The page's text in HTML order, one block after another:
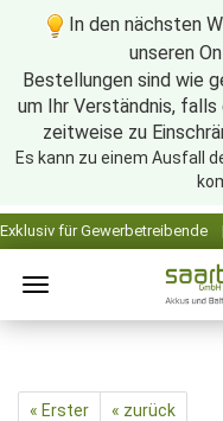
In den nächsten
unseren
Bestellungen sind wie
um Ihr Verständnis,
zeitweise zu
Es kann zu einem Ausfall
« Erster
« zurück